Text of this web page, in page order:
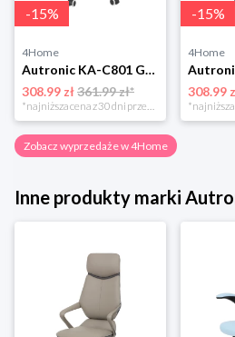
-15%
4Home
Autronic KA-C801 GREY Krzesło biurowe
308.99 zł361.99 zł*
-15%
4Home
308.99
Zobacz wyprzedaże w 4Home
Inne produkty marki